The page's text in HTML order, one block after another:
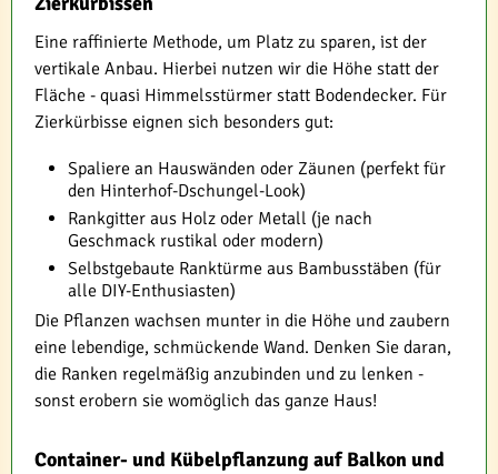
Eine raffinierte Methode, um Platz zu sparen, ist der
vertikale Anbau. Hierbei nutzen wir die Höhe statt der
Fläche - quasi Himmelsstürmer statt Bodendecker. Für
Zierkürbisse eignen sich besonders gut:
Spaliere an Hauswänden oder Zäunen (perfekt für
den Hinterhof-Dschungel-Look)
Rankgitter aus Holz oder Metall (je nach
Geschmack rustikal oder modern)
Selbstgebaute Ranktürme aus Bambusstäben (für
alle DIY-Enthusiasten)
Die Pflanzen wachsen munter in die Höhe und zaubern
eine lebendige, schmückende Wand. Denken Sie daran,
die Ranken regelmäßig anzubinden und zu lenken -
sonst erobern sie womöglich das ganze Haus!
Container- und Kübelpflanzung auf Balkon und